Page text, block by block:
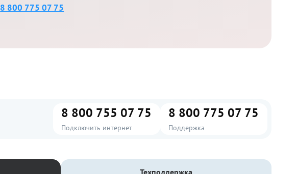
8 800 775 07 75
8 800 755 07 75
Подключить интернет
8 800 775 07 75
Поддержка